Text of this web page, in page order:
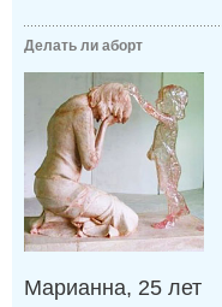
Делать ли аборт
Марианна, 25 лет